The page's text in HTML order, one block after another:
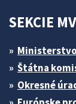
SEKCIE
Štátna
Okresné